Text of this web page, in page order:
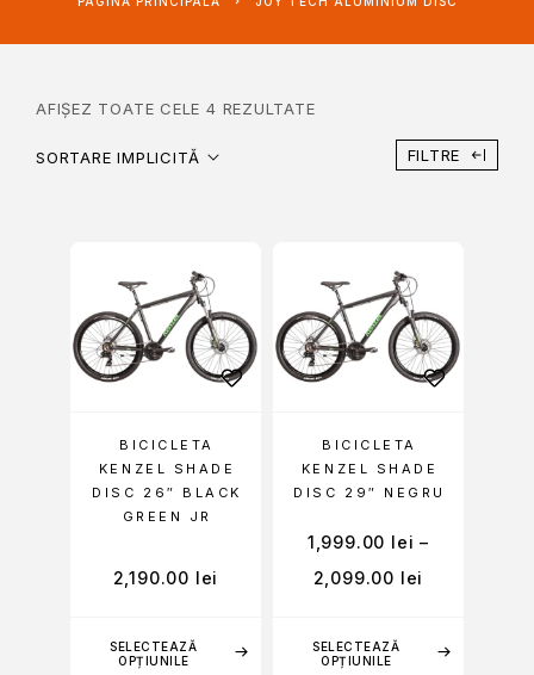
AFIȘEZ TOATE CELE 4 REZULTATE
SORTARE IMPLICITĂ FILTRE
SELECTEAZĂ
OPȚIUNILE
BICICLETA
KENZEL SHADE
DISC 26″ BLACK
GREEN JR
2,190.00 lei
SELECTEAZĂ
OPȚIUNILE
BICICLETA
KENZEL SHADE
DISC 29″ NEGRU
1,999.00 lei –
2,099.00 lei